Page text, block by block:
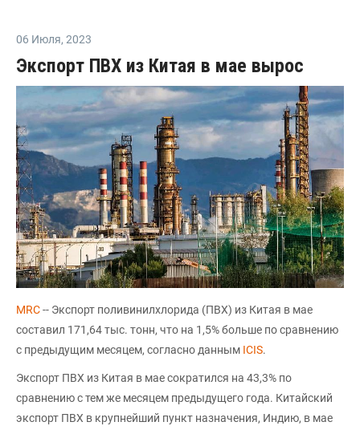
06 Июля, 2023
Экспорт ПВХ из Китая в мае вырос
MRC-- Экспорт поливинилхлорида (ПВХ) из Китая в мае
составил 171,64 тыс. тонн, что на 1,5% больше по сравнению
с предыдущим месяцем, согласно данным ICIS.
Экспорт ПВХ из Китая в мае сократился на 43,3% по
сравнению с тем же месяцем предыдущего года. Китайский
экспорт ПВХ в крупнейший пункт назначения, Индию, в мае